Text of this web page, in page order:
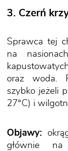
3. Czerń
Sprawca tej
na
oraz woda.
szybko jeżeli
27°C) i
Objawy:
głównie na